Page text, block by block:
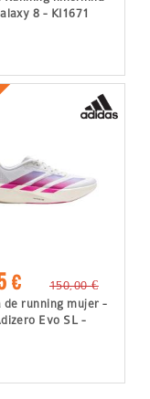
8 - KI1671
€
150,00 €
de running mujer -
Evo SL -